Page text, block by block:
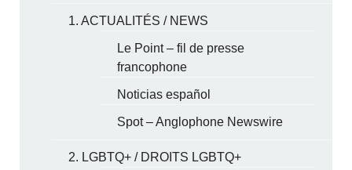
1. ACTUALITÉS / NEWS
Le Point – fil de presse
francophone
Noticias español
Spot – Anglophone Newswire
2. LGBTQ+ / DROITS LGBTQ+